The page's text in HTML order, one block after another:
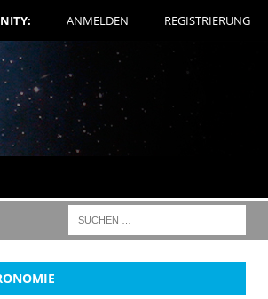
ANMELDEN REGISTRIERUNG